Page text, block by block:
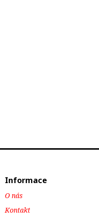
Informace
O nás
Kontakt